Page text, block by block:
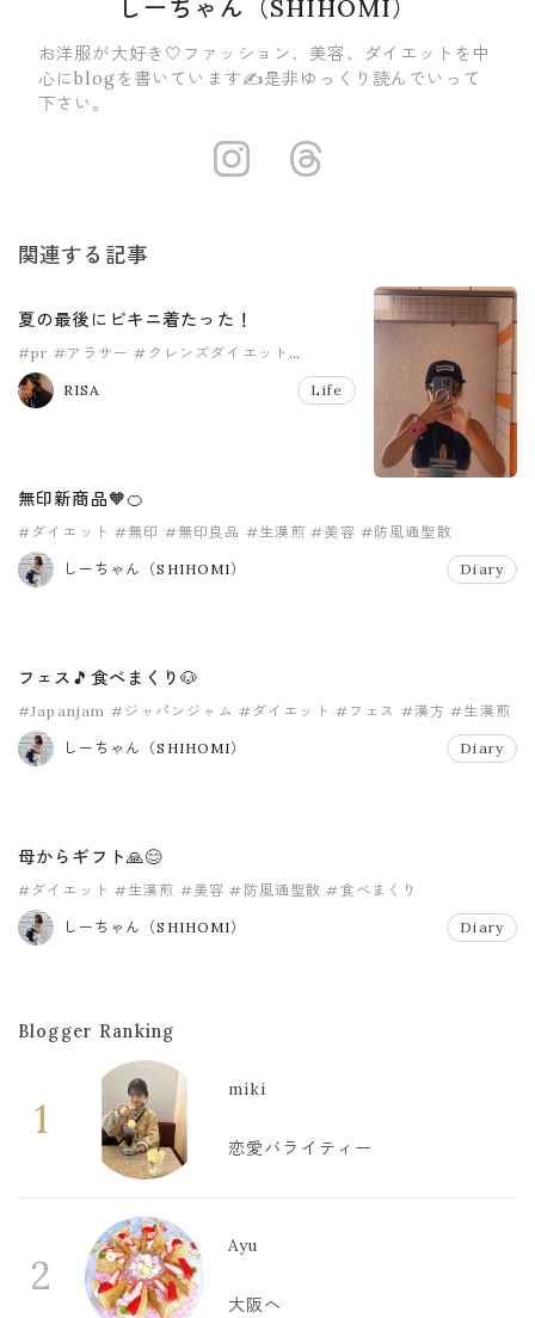
しーちゃん（SHIHOMI）
お洋服が大好き🤍ファッション、美容、ダイエットを中
心にblogを書いています✍️是非ゆっくり読んでいって
下さい。
https://
関連する記事
夏の最後にビキニ着たった！
#pr #アラサー #クレンズダイエット
#コンブチャ
RISA
Life
無印新商品🧡🍊
#ダイエット #無印 #無印良品 #生漢煎 #美容 #防風通聖散
しーちゃん（SHIHOMI） Diary
フェス🎵食べまくり🐶
#Japanjam #ジャパンジャム #ダイエット #フェス #漢方 #生漢煎
しーちゃん（SHIHOMI） Diary
母からギフト🙏😊
#ダイエット #生漢煎 #美容 #防風通聖散 #食べまくり
しーちゃん（SHIHOMI） Diary
Blogger Ranking
1
miki
恋愛バライティー
2
Ayu
大阪へ